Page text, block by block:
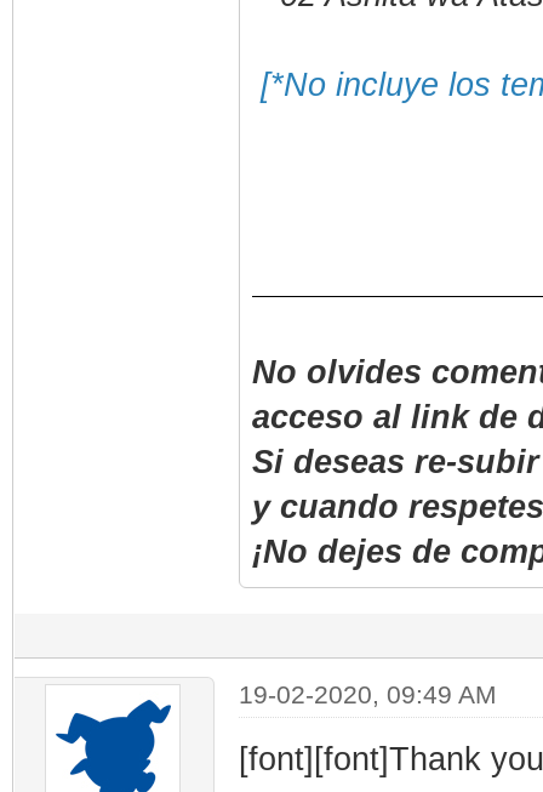
[*No incluye los
No olvides
acceso al link de
Si deseas re-
y cuando
¡No dejes de
19-02-2020, 09:49 AM
[font][font]Thank